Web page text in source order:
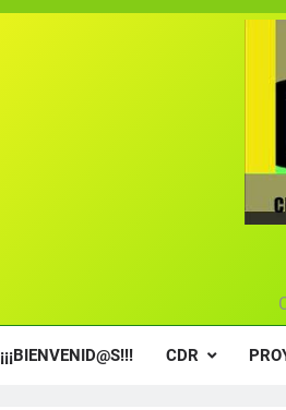
Textos
Textos
¡¡¡BIENVENID@S!!! CDR